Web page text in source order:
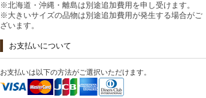
※北海道・沖縄・離島は別途追加費用を申し受けます。
※大きいサイズの品物は別途追加費用が発生する場合がご
ざいます。
お支払いについて
お支払いは以下の方法がご選択いただけます。